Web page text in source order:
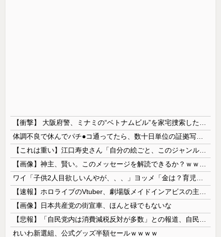
【画像】日本共産党の街宣車、ほんと碌でもないな
れいわ新選組、公式グッズ半額セールｗｗｗｗ